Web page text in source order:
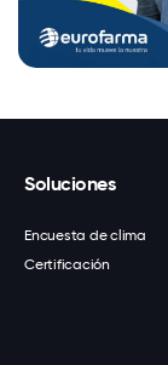
Soluciones
Encuesta de clima
Certificación